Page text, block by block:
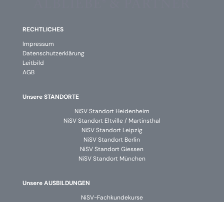
RECHTLICHES
Impressum
Datenschutzerklärung
Leitbild
AGB
Unsere STANDORTE
NiSV Standort Heidenheim
NiSV Standort Eltville / Martinsthal
NiSV Standort Leipzig
NiSV Standort Berlin
NiSV Standort Giessen
NiSV Standort München
Unsere AUSBILDUNGEN
NiSV-Fachkundekurse